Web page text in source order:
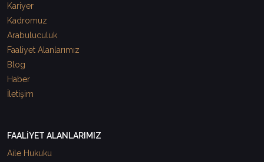
Kariyer
Kadromuz
Arabuluculuk
Faaliyet Alanlarımız
Blog
Haber
İletişim
FAALİYET ALANLARIMIZ
Aile Hukuku